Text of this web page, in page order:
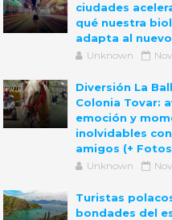
ciudades
qué nuestra
adapta al
Unknown
Diversión La
Colonia Tovar:
emoción y
inolvidables
amigos (+
Unknown
Turistas
bondades del